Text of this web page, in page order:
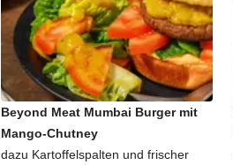
Beyond Meat Mumbai Burger mit
Mango-Chutney
dazu Kartoffelspalten und frischer